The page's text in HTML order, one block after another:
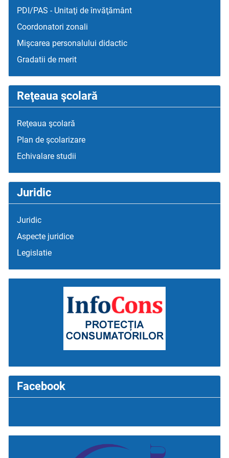
PDI/PAS - Unitaţi de învăţământ
Coordonatori zonali
Mişcarea personalului didactic
Gradatii de merit
Reţeaua şcolară
Reţeaua şcolară
Plan de şcolarizare
Echivalare studii
Juridic
Juridic
Aspecte juridice
Legislatie
Facebook